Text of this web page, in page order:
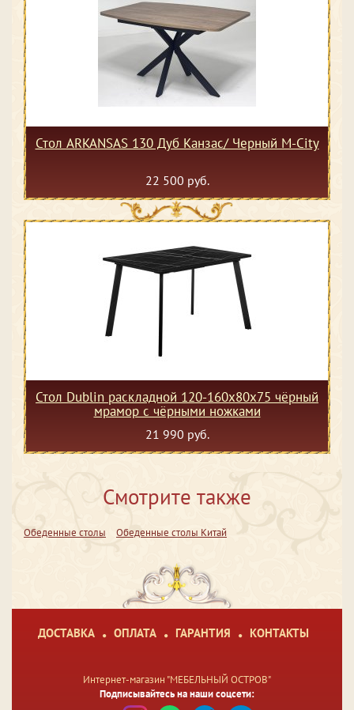
Стол ARKANSAS 130 Дуб Канзас/ Черный М-City
22 500 руб.
Стол Dublin раскладной 120-160х80х75 чёрный
мрамор с чёрными ножками
21 990 руб.
Смотрите также
Обеденные столы Обеденные столы Китай
ДОСТАВКА ОПЛАТА ГАРАНТИЯ КОНТАКТЫ
Интернет-магазин "МЕБЕЛЬНЫЙ ОСТРОВ"
Подписывайтесь на наши соцсети: